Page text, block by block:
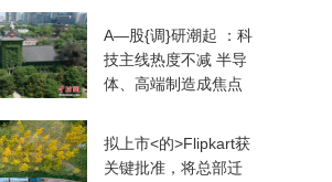
A—股{调}研潮起 ：科
技主线热度不减 半导
体、高端制造成焦点
拟上市<的>Flipkart获
关键批准，将总部迁